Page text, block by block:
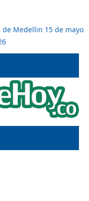
de Medellin 15 de mayo